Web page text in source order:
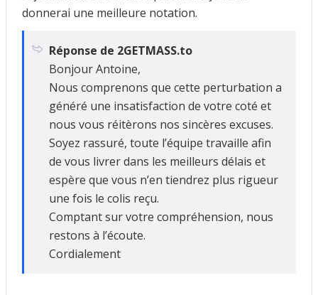
donnerai une meilleure notation.
Réponse de 2GETMASS.to
Bonjour Antoine,
Nous comprenons que cette perturbation a
généré une insatisfaction de votre coté et
nous vous réitèrons nos sincères excuses.
Soyez rassuré, toute l’équipe travaille afin
de vous livrer dans les meilleurs délais et
espère que vous n’en tiendrez plus rigueur
une fois le colis reçu.
Comptant sur votre compréhension, nous
restons à l’écoute.
Cordialement